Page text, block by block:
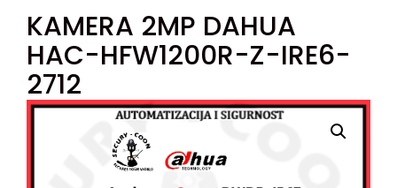
KAMERA 2MP DAHUA
HAC-HFW1200R-Z-IRE6-
2712